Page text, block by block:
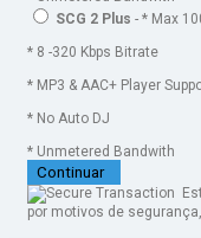
SCG 2 Plus - * Max
* 8 -320 Kbps Bitrate
* MP3 & AAC+ Player
* No Auto DJ
* Unmetered Bandwith
Continuar
por motivos de